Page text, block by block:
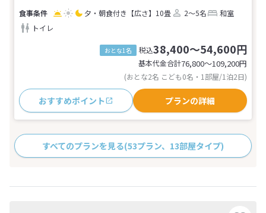
夕・朝食付き 【広さ】10畳 2～5名
和室
トイレ
おとな1名 税込38,400～54,600円
基本代金合計76,800〜109,200円
(おとな2名 こども0名・1部屋/1泊2日)
おすすめポイント プランの詳細
すべてのプランを見る(53プラン、13部屋タイプ)